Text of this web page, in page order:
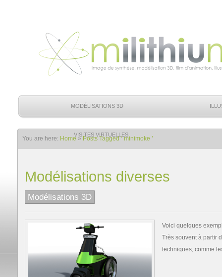
MODÉLISATIONS 3D
VISITES VIRTUELLES
You are here: Home»Posts Tagged ‘ minimoke ’
Modélisations diverses
Modélisations 3D
Voici quelques
Très souvent à partir
techniques, comme